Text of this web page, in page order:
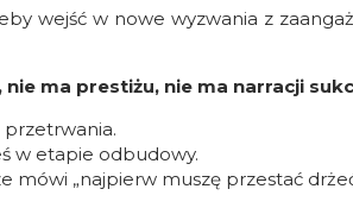
wejść w nowe wyzwania z
ma prestiżu, nie ma narracji
przetrwania.
w etapie odbudowy.
mówi „najpierw muszę przestać